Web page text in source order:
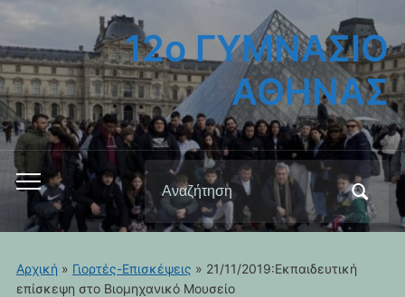
12ο ΓΥΜΝΑΣΙΟ
ΑΘΗΝΑΣ
Εναλλαγή
του
μενού
για
κινητά
Αναζήτηση
για:
Αρχική » Γιορτές-Επισκέψεις » 21/11/2019:Εκπαιδευτική
επίσκεψη στο Βιομηχανικό Μουσείο